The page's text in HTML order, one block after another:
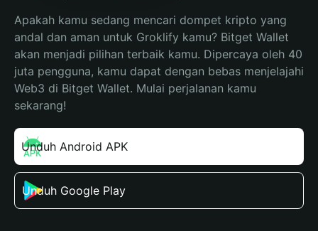
Apakah kamu sedang mencari dompet kripto yang
andal dan aman untuk Groklify kamu? Bitget Wallet
akan menjadi pilihan terbaik kamu. Dipercaya oleh 40
juta pengguna, kamu dapat dengan bebas menjelajahi
Web3 di Bitget Wallet. Mulai perjalanan kamu
sekarang!
Unduh Android APK
Unduh Google Play